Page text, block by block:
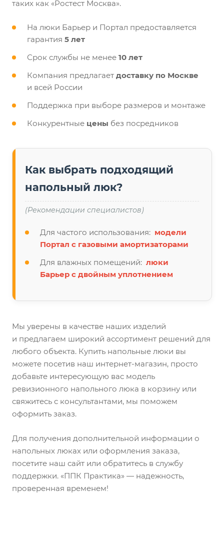
таких как «Ростест Москва».
На люки Барьер и Портал предоставляется
гарантия 5 лет
Срок службы не менее 10 лет
Компания предлагает доставку по Москве
и всей России
Поддержка при выборе размеров и монтаже
Конкурентные цены без посредников
Как выбрать подходящий
напольный люк?
(Рекомендации специалистов)
Для частого использования: модели
Портал с газовыми амортизаторами
Для влажных помещений: люки
Барьер с двойным уплотнением
Мы уверены в качестве наших изделий
и предлагаем широкий ассортимент решений для
любого объекта. Купить напольные люки вы
можете посетив наш интернет-магазин, просто
добавьте интересующую вас модель
ревизионного напольного люка в корзину или
свяжитесь с консультантами, мы поможем
оформить заказ.
Для получения дополнительной информации о
напольных люках или оформления заказа,
посетите наш сайт или обратитесь в службу
поддержки. «ППК Практика» — надежность,
проверенная временем!